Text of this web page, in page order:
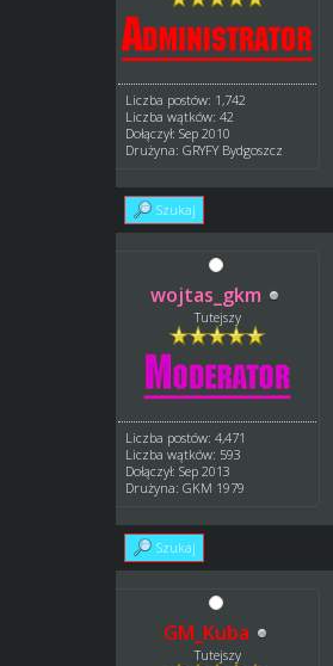
Liczba postów: 1,742
Liczba wątków: 42
Dołączył: Sep 2010
Drużyna: GRYFY Bydgoszcz
Szukaj
wojtas_gkm
Tutejszy
Liczba postów: 4,471
Liczba wątków: 593
Dołączył: Sep 2013
Drużyna: GKM 1979
Szukaj
GM_Kuba
Tutejszy